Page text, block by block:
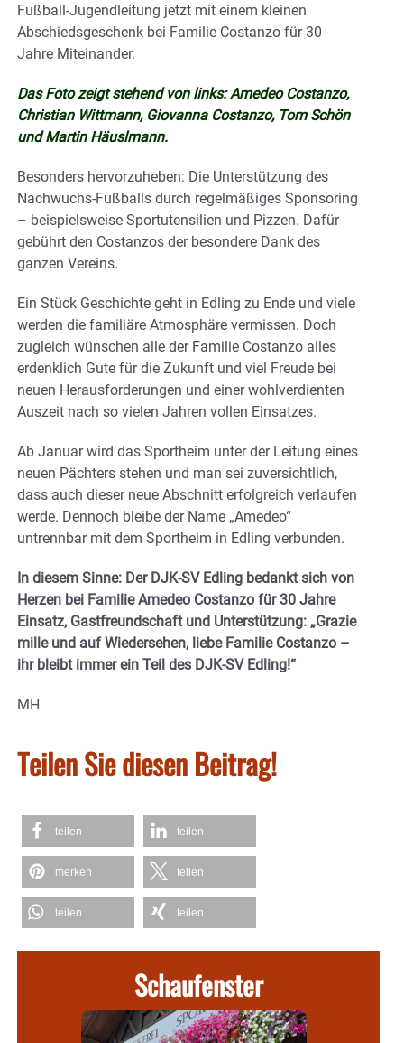
Fußball-Jugendleitung jetzt mit einem kleinen
Abschiedsgeschenk bei Familie Costanzo für 30
Jahre Miteinander.
Das Foto zeigt stehend von links: Amedeo Costanzo,
Christian Wittmann, Giovanna Costanzo, Tom Schön
und Martin Häuslmann.
Besonders hervorzuheben: Die Unterstützung des
Nachwuchs-Fußballs durch regelmäßiges Sponsoring
– beispielsweise Sportutensilien und Pizzen. Dafür
gebührt den Costanzos der besondere Dank des
ganzen Vereins.
Ein Stück Geschichte geht in Edling zu Ende und viele
werden die familiäre Atmosphäre vermissen. Doch
zugleich wünschen alle der Familie Costanzo alles
erdenklich Gute für die Zukunft und viel Freude bei
neuen Herausforderungen und einer wohlverdienten
Auszeit nach so vielen Jahren vollen Einsatzes.
Ab Januar wird das Sportheim unter der Leitung eines
neuen Pächters stehen und man sei zuversichtlich,
dass auch dieser neue Abschnitt erfolgreich verlaufen
werde. Dennoch bleibe der Name „Amedeo“
untrennbar mit dem Sportheim in Edling verbunden.
In diesem Sinne: Der DJK-SV Edling bedankt sich von
Herzen bei Familie Amedeo Costanzo für 30 Jahre
Einsatz, Gastfreundschaft und Unterstützung: „Grazie
mille und auf Wiedersehen, liebe Familie Costanzo –
ihr bleibt immer ein Teil des DJK-SV Edling!“
MH
Teilen Sie diesen Beitrag!
teilen teilen
merken teilen
teilen teilen
Schaufenster